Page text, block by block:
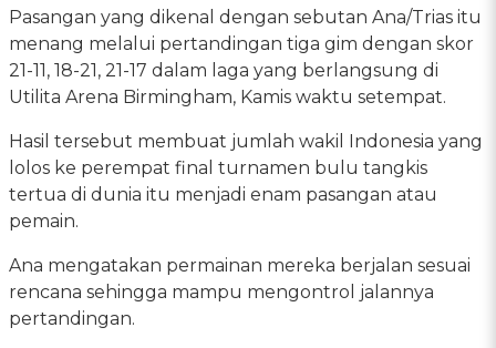
Pasangan yang dikenal dengan sebutan Ana/Trias itu
menang melalui pertandingan tiga gim dengan skor
21-11, 18-21, 21-17 dalam laga yang berlangsung di
Utilita Arena Birmingham, Kamis waktu setempat.
Hasil tersebut membuat jumlah wakil Indonesia yang
lolos ke perempat final turnamen bulu tangkis
tertua di dunia itu menjadi enam pasangan atau
pemain.
Ana mengatakan permainan mereka berjalan sesuai
rencana sehingga mampu mengontrol jalannya
pertandingan.